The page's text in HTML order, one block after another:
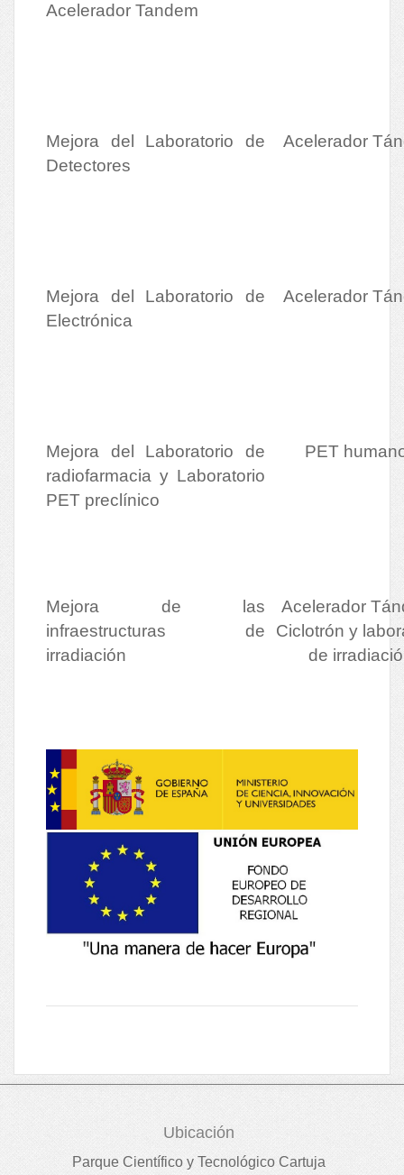
Acelerador Tandem
Mejora del Laboratorio de
Detectores
Acelerador
Mejora del Laboratorio de
Electrónica
Acelerador
Mejora del Laboratorio de
radiofarmacia y Laboratorio
PET preclínico
PET
Mejora de las
infraestructuras de
irradiación
Acelerador
Ciclotrón y
de
Ubicación
Parque Científico y Tecnológico Cartuja